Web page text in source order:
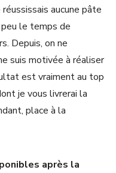
aucune pâte
peu le temps de
Depuis, on ne
suis motivée à réaliser
est vraiment au top
je vous livrerai la
place à la
après la